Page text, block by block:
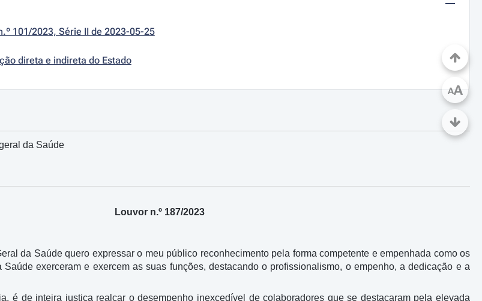
101/2023, Série II de 2023-05-25
direta e indireta do Estado
da Saúde
Louvor n.º 187/2023
da Saúde quero expressar o meu público reconhecimento pela forma competente e empenhada como os
exerceram e exercem as suas funções, destacando o profissionalismo, o empenho, a dedicação e a
é de inteira justiça realçar o desempenho inexcedível de colaboradores que se destacaram pela elevada
AA